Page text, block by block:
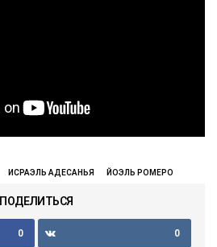
ИСРАЭЛЬ АДЕСАНЬЯ ЙОЭЛЬ РОМЕРО
ПОДЕЛИТЬСЯ
0 0